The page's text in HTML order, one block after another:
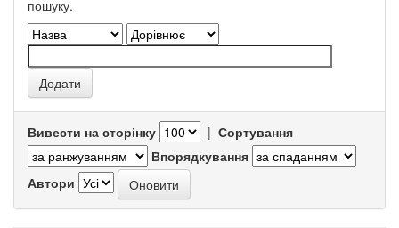
пошуку.
Вивести на сторінку | Сортування
Впорядкування
Автори